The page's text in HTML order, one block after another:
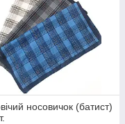
носовичок (батист)